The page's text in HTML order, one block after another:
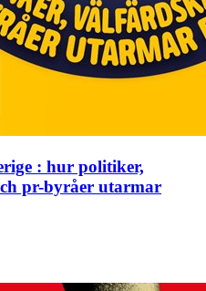
: hur politiker,
pr-byråer utarmar